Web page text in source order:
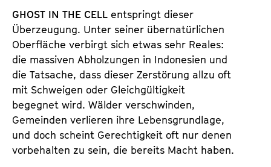
u
t
e
.
V
.
GHOST IN THE CELL entspringt dieser
Überzeugung. Unter seiner übernatürlichen
Oberfläche verbirgt sich etwas sehr Reales:
die massiven Abholzungen in Indonesien und
die Tatsache, dass dieser Zerstörung allzu oft
mit Schweigen oder Gleichgültigkeit
begegnet wird. Wälder verschwinden,
Gemeinden verlieren ihre Lebensgrundlage,
und doch scheint Gerechtigkeit oft nur denen
vorbehalten zu sein, die bereits Macht haben.